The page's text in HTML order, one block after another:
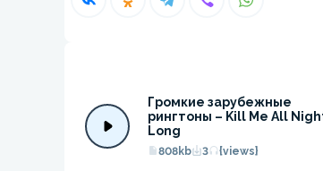
Громкие зарубежные
рингтоны – Kill Me All
Long
808kb 3 {views}